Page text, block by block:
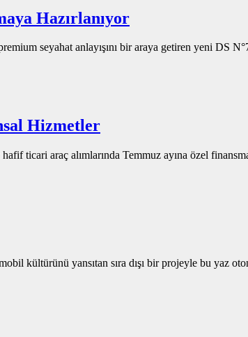
Hazırlanıyor
seyahat anlayışını bir araya getiren yeni DS
Hizmetler
ticari araç alımlarında Temmuz ayına özel
kültürünü yansıtan sıra dışı bir projeyle bu yaz